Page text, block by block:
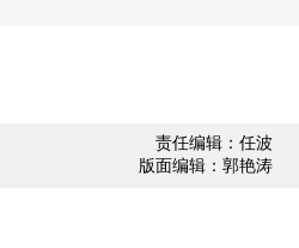
责任编辑：任波
版面编辑：郭艳涛